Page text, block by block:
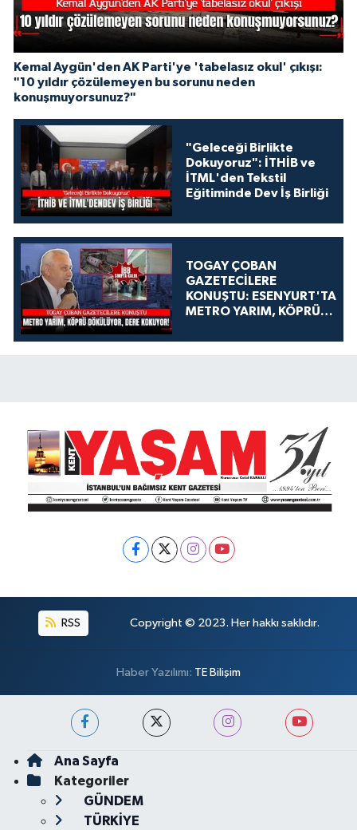
Kemal Aygün'den AK Parti'ye 'tabelasız okul' çıkışı:
"10 yıldır çözülemeyen bu sorunu neden
konuşmuyorsunuz?"
"Geleceği Birlikte
Dokuyoruz": İTHİB ve
İTML'den Tekstil
Eğitiminde Dev İş Birliği
TOGAY ÇOBAN
GAZETECİLERE
KONUŞTU: ESENYURT'TA
METRO YARIM, KÖPRÜ
KOKUYOR!
RSS Copyright © 2023. Her hakkı saklıdır.
Haber Yazılımı: TE Bilişim
Ana Sayfa
Kategoriler
GÜNDEM
TÜRKİYE